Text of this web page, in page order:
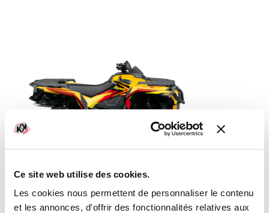
Ce site web utilise des cookies.
Les cookies nous permettent de personnaliser le contenu
et les annonces, d'offrir des fonctionnalités relatives aux
KIT DÉCO QUAD STAGE CAN-AM JAUNE-